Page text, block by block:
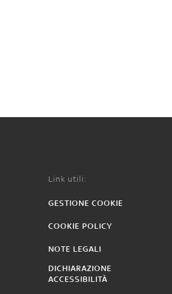
Link utili:
GESTIONE COOKIE
COOKIE POLICY
NOTE LEGALI
DICHIARAZIONE
ACCESSIBILITÀ